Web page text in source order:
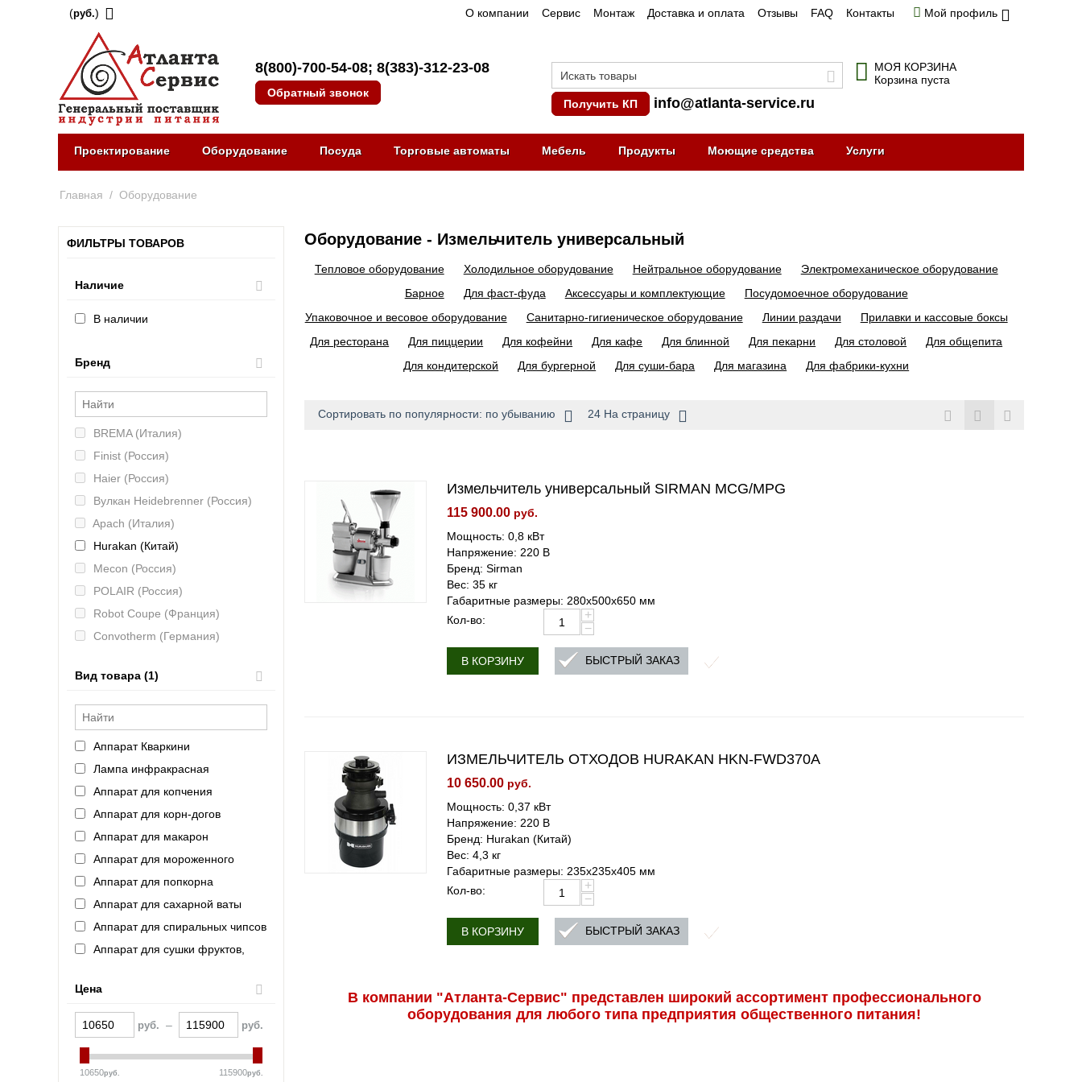
(руб.) О компании Сервис Монтаж Доставка и оплата Отзывы FAQ Контакты Мой профиль
8(800)-700-54-08; 8(383)-312-23-08
Обратный звонок
Получить КП
info@atlanta-service.ru
МОЯ КОРЗИНА
Корзина пуста
Проектирование Оборудование Посуда Торговые автоматы Мебель Продукты Моющие средства Услуги
Главная / Оборудование
ФИЛЬТРЫ ТОВАРОВ
Наличие
В наличии
Бренд
BREMA (Италия)
Finist (Россия)
Haier (Россия)
Вулкан Heidebrenner (Россия)
Apach (Италия)
Hurakan (Китай)
Mecon (Россия)
POLAIR (Россия)
Robot Coupe (Франция)
Convotherm (Германия)
MAS (Россия)
CAS
Refettorio (Челябторгтехника)
ASSUM (Россия)
AtollSpeed
ROBOLABS (Россия)
FAGOR (Испания)
VIATTO (Китай)
Haier (Китай)
VOLDONE (Россия)
Schaerer (Германия)
FROSTOR (Россия)
Полюс (Россия)
Bartscher (Германия)
KAYMAN (Россия)
Вид товара (1)
Аппарат Кваркини
Лампа инфракрасная
Аппарат для копчения
Аппарат для корн-догов
Аппарат для макарон
Аппарат для мороженного
Аппарат для попкорна
Аппарат для сахарной ваты
Аппарат для спиральных чипсов
Аппарат для сушки фруктов,
Аппарат для хот-догов
Аппарат для шаурмы
Аппарат контактной обработки
Аппарат термоупаковочный
Аппарат укупорочный
Цена
руб. – руб.
10650руб. 115900руб.
Оборудование - Измельчитель универсальный
Тепловое оборудование Холодильное оборудование Нейтральное оборудование
Электромеханическое оборудование
Барное
Для фаст-фуда Аксессуары и комплектующие
Посудомоечное оборудование
Упаковочное и весовое оборудование
Санитарно-гигиеническое оборудование Линии раздачи
Прилавки и кассовые боксы
Для ресторана
Для пиццерии Для кофейни Для кафе Для блинной Для пекарни Для столовой
Для общепита
Для кондитерской
Для бургерной Для суши-бара Для магазина Для фабрики-кухни
Сортировать по популярности: по убыванию 24 На страницу
Измельчитель универсальный SIRMAN MCG/MPG
115 900.00 руб.
Мощность: 0,8 кВт
Напряжение: 220 В
Бренд: Sirman
Вес: 35 кг
Габаритные размеры: 280x500x650 мм
Кол-во:
+
−
В КОРЗИНУ БЫСТРЫЙ ЗАКАЗ
ИЗМЕЛЬЧИТЕЛЬ ОТХОДОВ HURAKAN HKN-FWD370A
10 650.00 руб.
Мощность: 0,37 кВт
Напряжение: 220 В
Бренд: Hurakan (Китай)
Вес: 4,3 кг
Габаритные размеры: 235x235x405 мм
Кол-во:
+
−
В КОРЗИНУ БЫСТРЫЙ ЗАКАЗ
В компании "Атланта-Сервис" представлен широкий ассортимент профессиональ­ного
оборудования для любого типа предприятия общественного питания!